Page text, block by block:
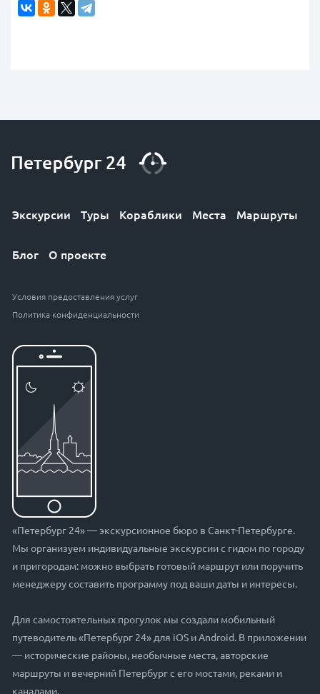
Экскурсии Туры Кораблики Места Маршруты
Блог О проекте
Условия предоставления услуг
Политика конфиденциальности
«Петербург 24» — экскурсионное бюро в Санкт-Петербурге.
Мы организуем индивидуальные экскурсии с гидом по городу
и пригородам: можно выбрать готовый маршрут или поручить
менеджеру составить программу под ваши даты и интересы.
Для самостоятельных прогулок мы создали мобильный
путеводитель «Петербург 24» для iOS и Android. В приложении
— исторические районы, необычные места, авторские
маршруты и вечерний Петербург с его мостами, реками и
каналами.